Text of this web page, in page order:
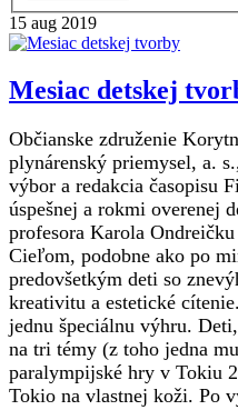
15 aug 2019
Mesiac detskej
Občianske združenie
plynárenský priemysel, a.
výbor a redakcia časopisu
úspešnej a rokmi overenej
profesora Karola
Cieľom, podobne ako po
predovšetkým deti so
kreativitu a estetické
jednu špeciálnu výhru.
na tri témy (z toho jedna
paralympijské hry v Tokiu
Tokio na vlastnej koži. Po